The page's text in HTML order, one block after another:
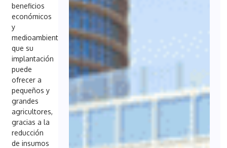
beneficios
económicos
y
medioambientales
que su
implantación
puede
ofrecer a
pequeños y
grandes
agricultores,
gracias a la
reducción
de insumos